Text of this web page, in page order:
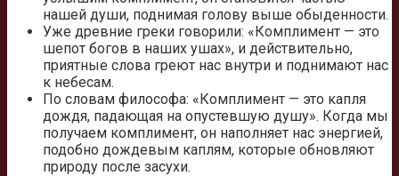
нашей души, поднимая голову выше обыденности.
Уже древние греки говорили: «Комплимент — это
шепот богов в наших ушах», и действительно,
приятные слова греют нас внутри и поднимают нас
к небесам.
По словам философа: «Комплимент — это капля
дождя, падающая на опустевшую душу». Когда мы
получаем комплимент, он наполняет нас энергией,
подобно дождевым каплям, которые обновляют
природу после засухи.